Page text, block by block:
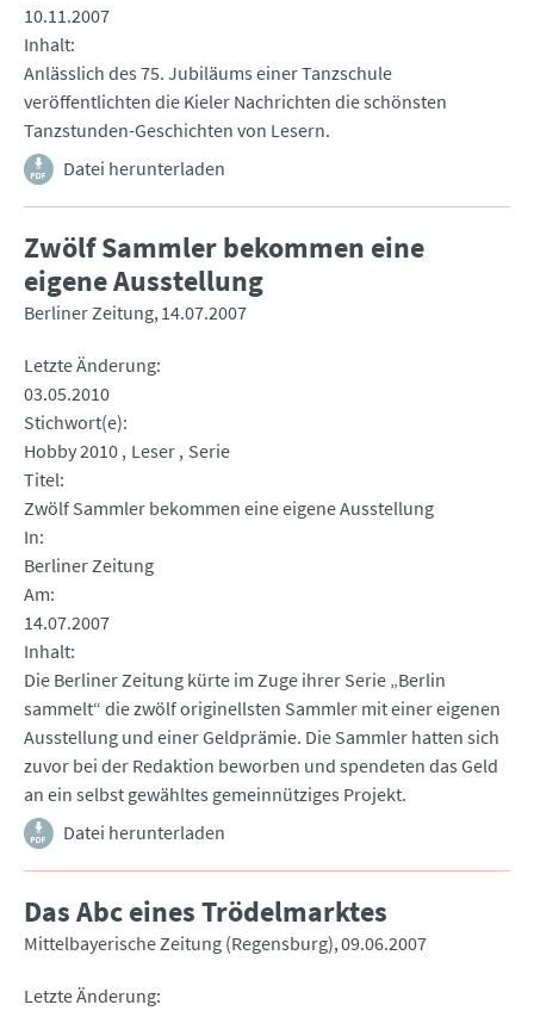
10.11.2007
Inhalt
Anlässlich des 75. Jubiläums einer Tanzschule
veröffentlichten die Kieler Nachrichten die schönsten
Tanzstunden-Geschichten von Lesern.
Datei herunterladen
Zwölf Sammler bekommen eine
eigene Ausstellung
Berliner Zeitung 14.07.2007
Letzte Änderung
03.05.2010
Stichwort(e)
Hobby 2010 Leser Serie
Titel
Zwölf Sammler bekommen eine eigene Ausstellung
In
Berliner Zeitung
Am
14.07.2007
Inhalt
Die Berliner Zeitung kürte im Zuge ihrer Serie „Berlin
sammelt“ die zwölf originellsten Sammler mit einer eigenen
Ausstellung und einer Geldprämie. Die Sammler hatten sich
zuvor bei der Redaktion beworben und spendeten das Geld
an ein selbst gewähltes gemeinnütziges Projekt.
Datei herunterladen
Das Abc eines Trödelmarktes
Mittelbayerische Zeitung (Regensburg) 09.06.2007
Letzte Änderung